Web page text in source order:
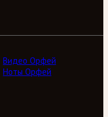
Видео Орфей
Ноты Орфей